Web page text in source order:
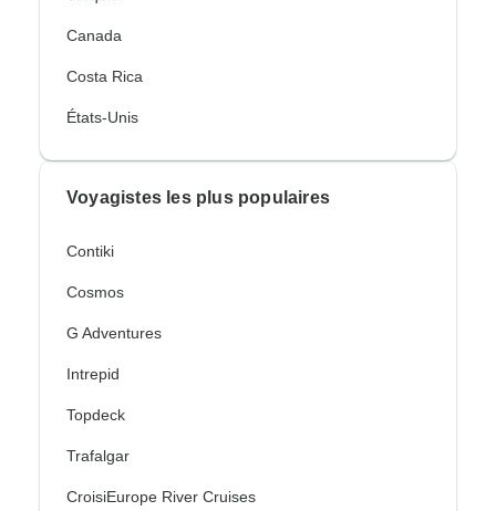
Canada
Costa Rica
États-Unis
Voyagistes les plus populaires
Contiki
Cosmos
G Adventures
Intrepid
Topdeck
Trafalgar
CroisiEurope River Cruises